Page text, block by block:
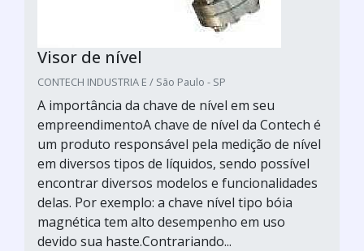
Visor de nível
CONTECH INDUSTRIA E / São Paulo - SP
A importância da chave de nível em seu
empreendimentoA chave de nível da Contech é
um produto responsável pela medição de nível
em diversos tipos de líquidos, sendo possível
encontrar diversos modelos e funcionalidades
delas. Por exemplo: a chave nível tipo bóia
magnética tem alto desempenho em uso
devido sua haste.Contrariando...